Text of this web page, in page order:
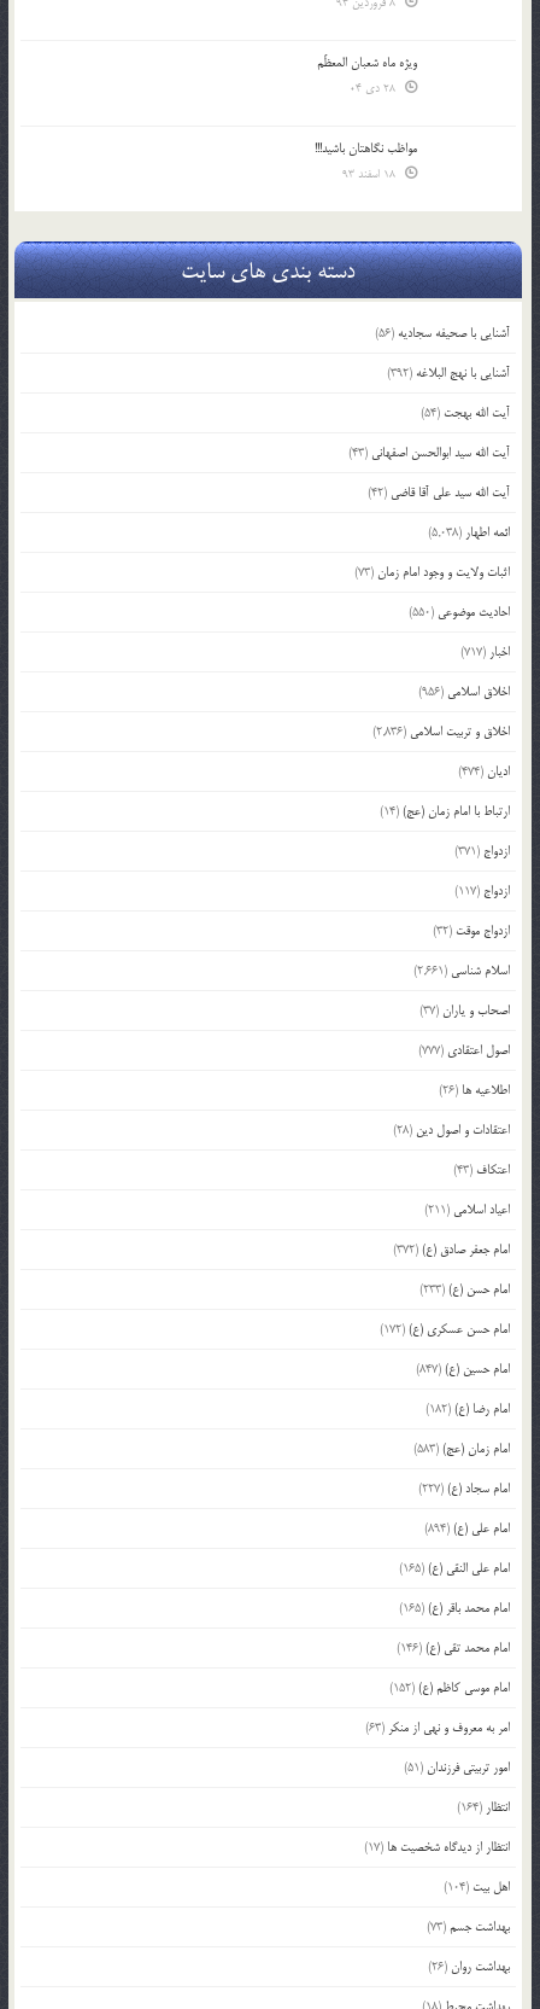
ویژه ماه شعبان المعظّم
مواظب نگاهتان باشید!!!
دسته بندی های سایت
آشنایی با صحیفه سجادیه (56)
آشنایی با نهج البلاغه (392)
آیت الله بهجت (54)
آیت الله سید ابوالحسن اصفهانی (43)
آیت الله سید علی آقا قاضی (42)
ائمه اطهار (5,038)
اثبات ولایت و وجود امام زمان(73)
احادیث موضوعی (550)
اخبار (717)
اخلاق اسلامی (956)
اخلاق و تربیت اسلامی (2,836)
ادیان(474)
ارتباط با امام زمان (عج)(14)
ازدواج (371)
ازدواج (117)
ازدواج موقت (32)
اسلام شناسی (2,661)
اصحاب و یاران(37)
اصول اعتقادی (777)
اطلاعیه ها (26)
اعتقادات و اصول دین (28)
اعتکاف (43)
اعیاد اسلامی (211)
امام جعفر صادق (ع)(372)
امام حسن (ع)(233)
امام حسن عسکری (ع)(172)
امام حسین (ع)(847)
امام رضا (ع)(182)
امام زمان (عج)(583)
امام سجاد (ع)(227)
امام علی (ع)(894)
امام علی النقی (ع)(165)
امام محمد باقر (ع)(165)
امام محمد تقی (ع)(146)
امام موسی کاظم (ع)(152)
امر به معروف و نهی از منکر (63)
امور تربیتی فرزندان(51)
انتظار (164)
انتظار از دیدگاه شخصیت ها (17)
اهل بیت (104)
بهداشت جسم(73)
بهداشت روان(26)